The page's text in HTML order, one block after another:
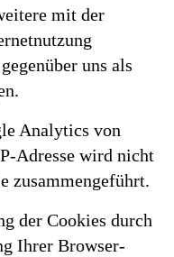
mit der
uns als
Analytics von
Adresse wird nicht
zusammengeführt.
der Cookies durch
Ihrer Browser-